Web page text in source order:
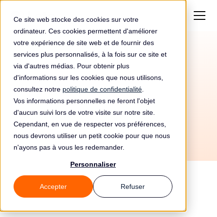
Ce site web stocke des cookies sur votre
ordinateur. Ces cookies permettent d'améliorer
votre expérience de site web et de fournir des
services plus personnalisés, à la fois sur ce site et
via d'autres médias. Pour obtenir plus
d'informations sur les cookies que nous utilisons,
consultez notre politique de confidentialité
Vos informations personnelles ne feront l'objet
d'aucun suivi lors de votre visite sur notre site.
Cependant, en vue de respecter vos préférences,
nous devrons utiliser un petit cookie pour que nous
n'ayons pas à vous les redemander.
Personnaliser
Accepter Refuser
Amende de 1800€ pour
Wunschurlaub Sl